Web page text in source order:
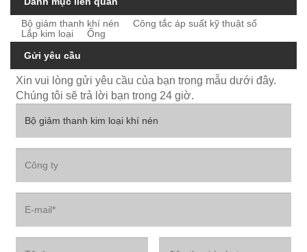
Bộ giảm thanh khí nén
Công tắc áp suất kỹ thuật số
Lắp kim loại
Ống
Gửi yêu cầu
Xin vui lòng gửi yêu cầu của bạn trong mẫu dưới đây.
Chúng tôi sẽ trả lời bạn trong 24 giờ.